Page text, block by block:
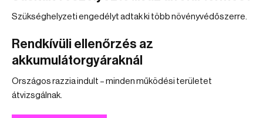
Szükséghelyzeti engedélyt adtak ki több növényvédőszerre.
Rendkívüli ellenőrzés az
akkumulátorgyáraknál
Országos razzia indult – minden működési területet
átvizsgálnak.